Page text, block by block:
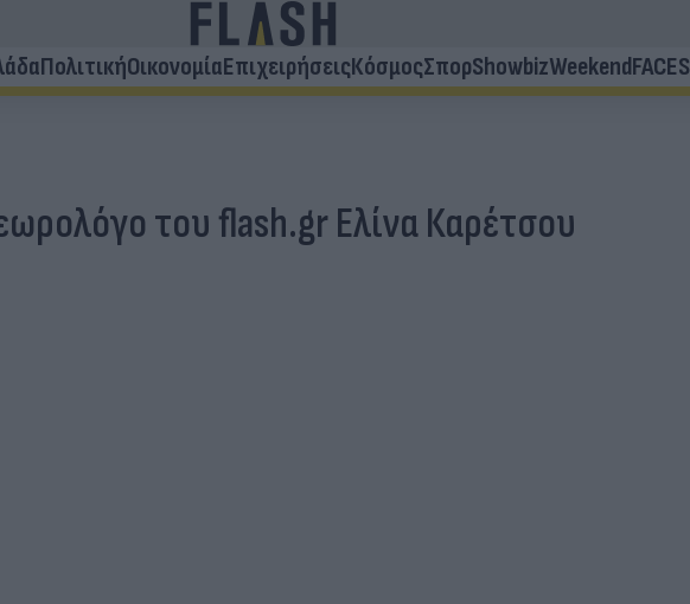
ΠολιτικήΟικονομίαΕπιχειρήσειςΚόσμοςΣπορShowbizWeekendFACES
του flash.gr Ελίνα Καρέτσου